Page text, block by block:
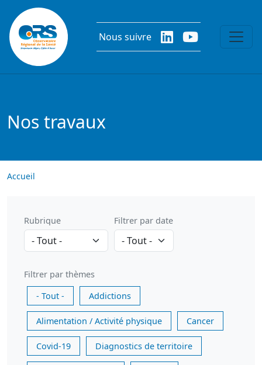
Aller au contenu principal
Nous suivre
Nos travaux
Accueil
Rubrique Filtrer par date
Filtrer par thèmes
- Tout -
Addictions
Alimentation / Activité physique Cancer
Covid-19 Diagnostics de territoire